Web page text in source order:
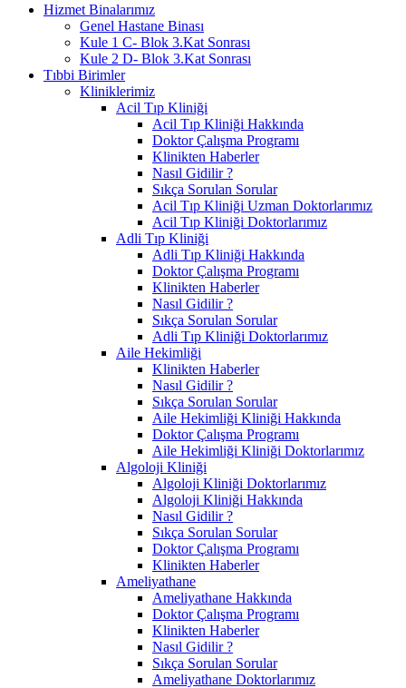
Hizmet Binalarımız
Genel Hastane Binası
Kule 1 C- Blok 3.Kat Sonrası
Kule 2 D- Blok 3.Kat Sonrası
Tıbbi Birimler
Kliniklerimiz
Acil Tıp Kliniği
Acil Tıp Kliniği Hakkında
Doktor Çalışma Programı
Klinikten Haberler
Nasıl Gidilir ?
Sıkça Sorulan Sorular
Acil Tıp Kliniği Uzman Doktorlarımız
Acil Tıp Kliniği Doktorlarımız
Adli Tıp Kliniği
Adli Tıp Kliniği Hakkında
Doktor Çalışma Programı
Klinikten Haberler
Nasıl Gidilir ?
Sıkça Sorulan Sorular
Adli Tıp Kliniği Doktorlarımız
Aile Hekimliği
Klinikten Haberler
Nasıl Gidilir ?
Sıkça Sorulan Sorular
Aile Hekimliği Kliniği Hakkında
Doktor Çalışma Programı
Aile Hekimliği Kliniği Doktorlarımız
Algoloji Kliniği
Algoloji Kliniği Doktorlarımız
Algoloji Kliniği Hakkında
Nasıl Gidilir ?
Sıkça Sorulan Sorular
Doktor Çalışma Programı
Klinikten Haberler
Ameliyathane
Ameliyathane Hakkında
Doktor Çalışma Programı
Klinikten Haberler
Nasıl Gidilir ?
Sıkça Sorulan Sorular
Ameliyathane Doktorlarımız